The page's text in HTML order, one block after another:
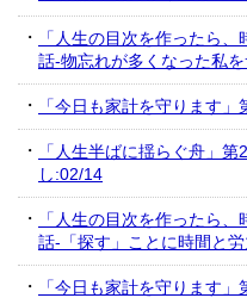
「人生の目次を作ったら
話-物忘れが多くなった私
「今日も家計を守ります
「人生半ばに揺らぐ舟」
し:02/14
「人生の目次を作ったら
話-「探す」ことに時間と
「今日も家計を守ります